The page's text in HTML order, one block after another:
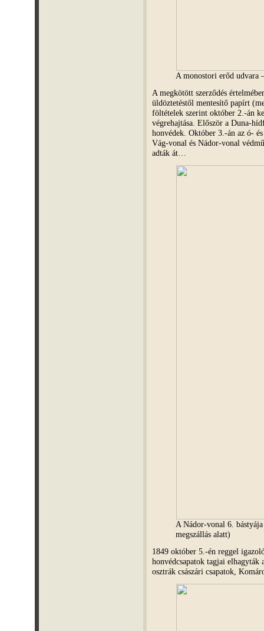
A monostori erőd udvara
A megkötött szerződés
üldöztetéstől mentesítő papírt
föltételek szerint október 2.-án
végrehajtása. Először a Duna-
honvédek. Október 3.-án az ó-
Vág-vonal és Nádor-vonal
adták át…
A Nádor-vonal 6.
megszállás alatt)
1849 október 5.-én reggel
honvédcsapatok tagjai
osztrák császári csapatok,